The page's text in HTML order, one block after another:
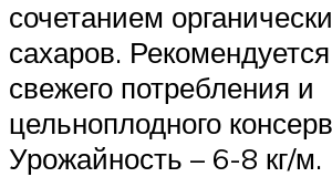
сочетанием
сахаров.
свежего потребления и
цельноплодного
Урожайность – 6-8 кг/м.